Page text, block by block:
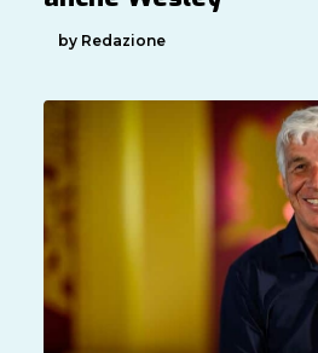
by Redazione